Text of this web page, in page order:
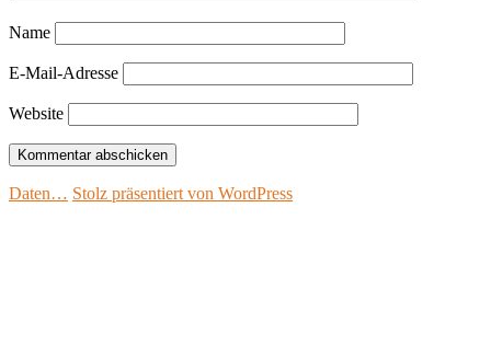
Name
E-Mail-Adresse
Website
Daten… Stolz präsentiert von WordPress